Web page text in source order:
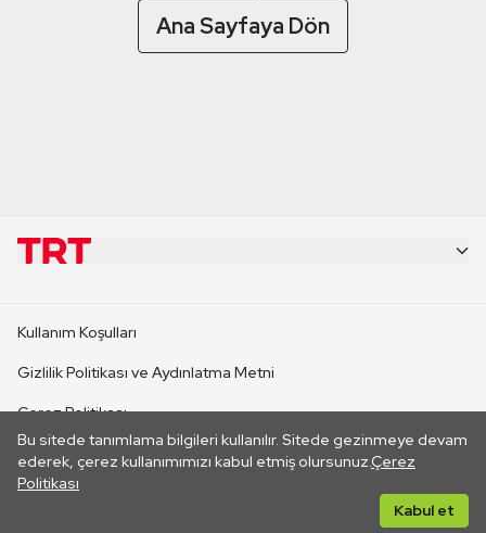
Ana Sayfaya Dön
Bu sitede tanımlama bilgileri kullanılır. Sitede gezinmeye devam
ederek, çerez kullanımımızı kabul etmiş olursunuz.Çerez
Politikası
Kabul et
CANLI YAYINLAR
Kullanım Koşulları
Gizlilik Politikası ve Aydınlatma Metni
Çerez Politikası
İletişim
Her hakkı saklıdır. ©2026 TRT. Bağlantı yoluyla gidilen dış